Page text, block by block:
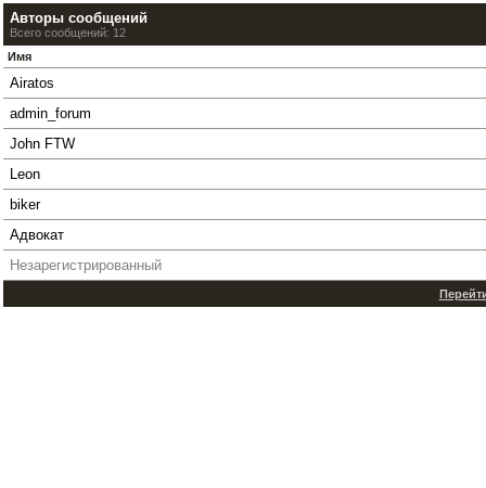
Авторы сообщений
Всего сообщений: 12
Имя
Airatos
admin_forum
John FTW
Leon
biker
Адвокат
Незарегистрированный